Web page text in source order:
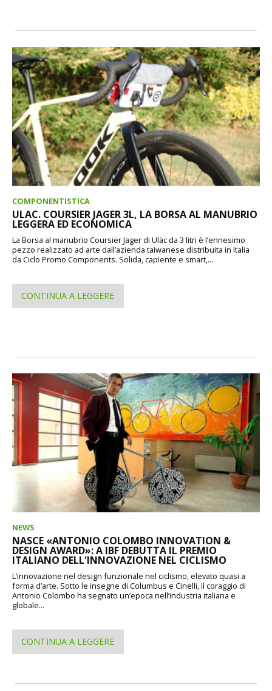
COMPONENTISTICA
ULAC. COURSIER JAGER 3L, LA BORSA AL MANUBRIO
LEGGERA ED ECONOMICA
La Borsa al manubrio Coursier Jager di Uläc da 3 litri è l’ennesimo
pezzo realizzato ad arte dall’azienda taiwanese distribuita in Italia
da Ciclo Promo Components. Solida, capiente e smart,...
CONTINUA A LEGGERE
NEWS
NASCE «ANTONIO COLOMBO INNOVATION &
DESIGN AWARD»: A IBF DEBUTTA IL PREMIO
ITALIANO DELL'INNOVAZIONE NEL CICLISMO
L’innovazione nel design funzionale nel ciclismo, elevato quasi a
forma d’arte. Sotto le insegne di Columbus e Cinelli, il coraggio di
Antonio Colombo ha segnato un’epoca nell’industria italiana e
globale...
CONTINUA A LEGGERE